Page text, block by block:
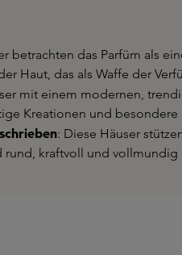
betrachten das Parfüm als
Haut, das als Waffe der
mit einem modernen,
Kreationen und besondere
: Diese Häuser
rund, kraftvoll und vollmundig